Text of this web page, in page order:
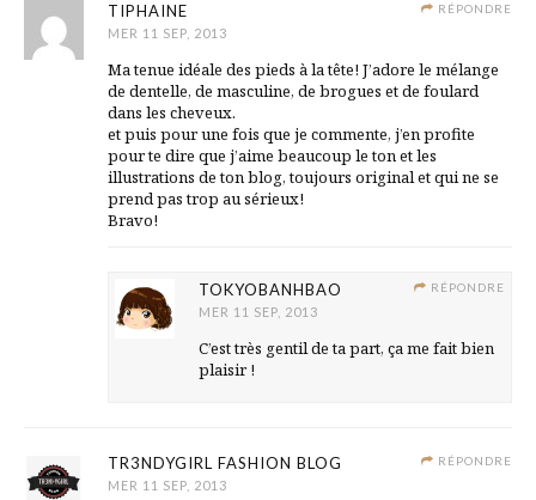
RÉPONDRE
TIPHAINE
MER 11 SEP, 2013
Ma tenue idéale des pieds à la tête! J’adore le mélange
de dentelle, de masculine, de brogues et de foulard
dans les cheveux.
et puis pour une fois que je commente, j’en profite
pour te dire que j’aime beaucoup le ton et les
illustrations de ton blog, toujours original et qui ne se
prend pas trop au sérieux!
Bravo!
RÉPONDRE
TOKYOBANHBAO
MER 11 SEP, 2013
C’est très gentil de ta part, ça me fait bien
plaisir !
RÉPONDRE
TR3NDYGIRL FASHION BLOG
MER 11 SEP, 2013